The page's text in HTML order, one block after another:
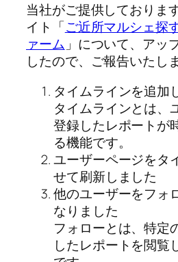
当社がご提供しておりま
イト「ご近所マルシェ探
ァーム 」について、アッ
したので、ご報告いたしま
タイムラインを追加
タイムラインとは、
登録したレポートが
る機能です。
ユーザーページをタ
せて刷新しました
他のユーザーをフォ
なりました
フォローとは、特定
したレポートを閲覧